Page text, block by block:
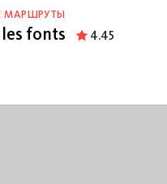
МАРШРУТЫ
fonts
4.45